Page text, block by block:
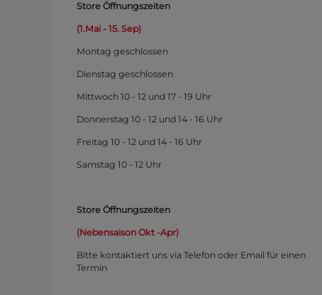
Store Öffnungszeiten
(1.Mai - 15. Sep)
Montag geschlossen
Dienstag geschlossen
Mittwoch 10 - 12 und 17 - 19 Uhr
Donnerstag 10 - 12 und 14 - 16 Uhr
Freitag 10 - 12 und 14 - 16 Uhr
Samstag 10 - 12 Uhr
Store Öffnungszeiten
(Nebensaison Okt -Apr)
Bitte kontaktiert uns via Telefon oder Email für einen
Termin